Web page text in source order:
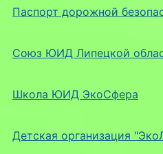
Паспорт дорожной
Союз ЮИД Липецкой
Школа ЮИД ЭкоСфера
Детская организация